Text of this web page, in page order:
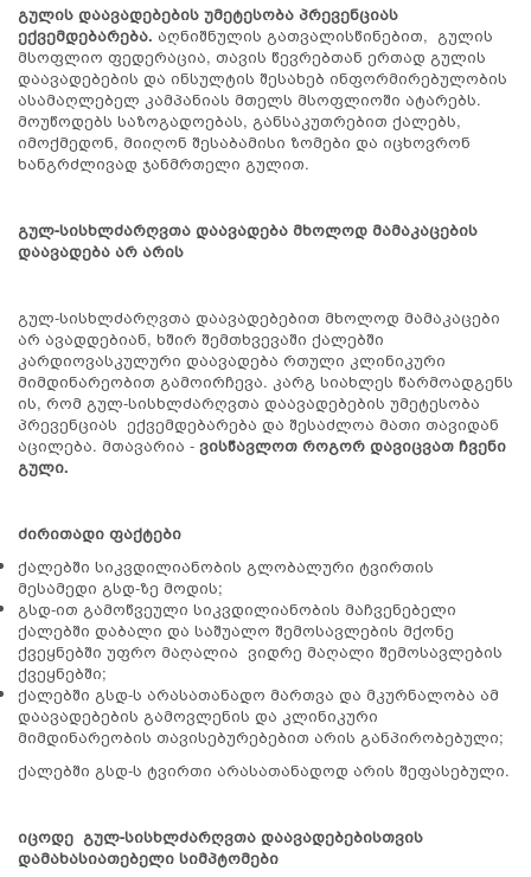
გულის დაავადებების უმეტესობა პრევენციას
ექვემდებარება. აღნიშნულის გათვალისწინებით, გულის
მსოფლიო ფედერაცია, თავის წევრებთან ერთად გულის
დაავადებების და ინსულტის შესახებ ინფორმირებულობის
ასამაღლებელ კამპანიას მთელს მსოფლიოში ატარებს.
მოუწოდებს საზოგადოებას, განსაკუთრებით ქალებს,
იმოქმედონ, მიიღონ შესაბამისი ზომები და იცხოვრონ
ხანგრძლივად ჯანმრთელი გულით.
გულ-სისხლძარღვთა დაავადება მხოლოდ მამაკაცების
დაავადება არ არის
გულ-სისხლძარღვთა დაავადებებით მხოლოდ მამაკაცები
არ ავადდებიან, ხშირ შემთხვევაში ქალებში
კარდიოვასკულური დაავადება რთული კლინიკური
მიმდინარეობით გამოირჩევა. კარგ სიახლეს წარმოადგენს
ის, რომ გულ-სისხლძარღვთა დაავადებების უმეტესობა
პრევენციას ექვემდებარება და შესაძლოა მათი თავიდან
აცილება. მთავარია - ვისწავლოთ როგორ დავიცვათ ჩვენი
გული.
ძირითადი ფაქტები
ქალებში სიკვდილიანობის გლობალური ტვირთის
მესამედი გსდ-ზე მოდის;
გსდ-ით გამოწვეული სიკვდილიანობის მაჩვენებელი
ქალებში დაბალი და საშუალო შემოსავლების მქონე
ქვეყნებში უფრო მაღალია ვიდრე მაღალი შემოსავლების
ქვეყნებში;
ქალებში გსდ-ს არასათანადო მართვა და მკურნალობა ამ
დაავადებების გამოვლენის და კლინიკური
მიმდინარეობის თავისებურებებით არის განპირობებული;
ქალებში გსდ-ს ტვირთი არასათანადოდ არის შეფასებული.
იცოდე გულ-სისხლძარღვთა დაავადებებისთვის
დამახასიათებელი სიმპტომები